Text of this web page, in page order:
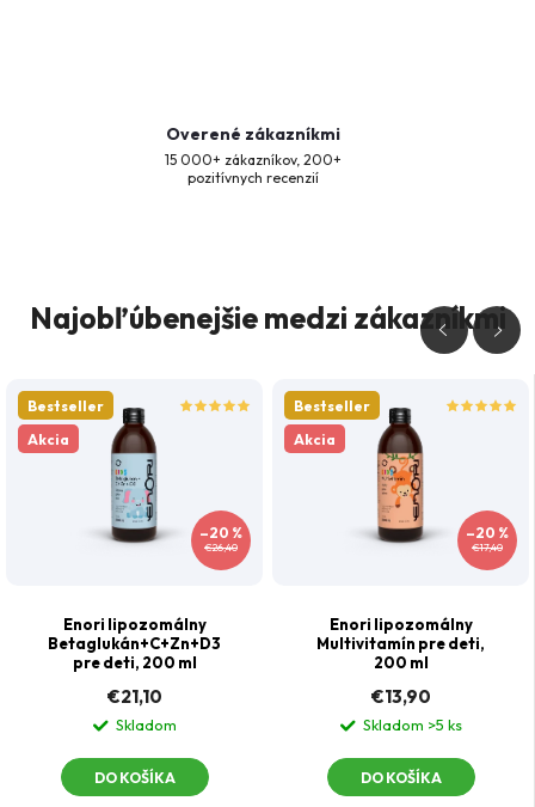
Overené zákazníkmi
15 000+ zákazníkov, 200+
pozitívnych recenzií
Najobľúbenejšie medzi zákazníkmi
Bestseller
Akcia
€26,40
–20 %
Enori lipozomálny
Betaglukán+C+Zn+D3
pre deti, 200 ml
€21,10
Skladom
DO KOŠÍKA
Bestseller
Akcia
€17,40
–20 %
Enori lipozomálny
Multivitamín pre deti,
200 ml
€13,90
Skladom >5 ks
DO KOŠÍKA